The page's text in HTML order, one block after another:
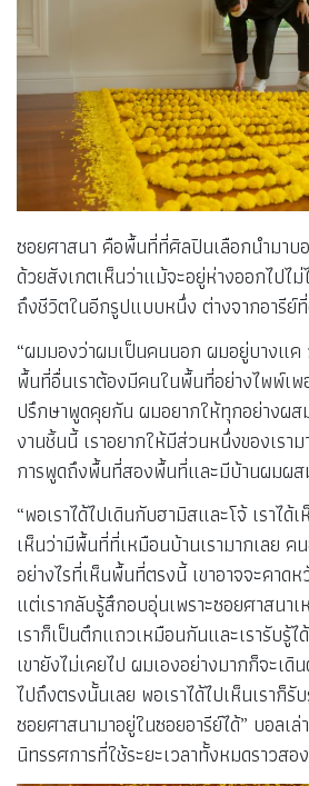
ซอยศาสนา คือพื้นที่ที่ศิลปินเลือกนำมาบ
ด้วยสังเกตเห็นว่าแม้จะอยู่ห่างออกไปไ
ถึงชีวิตในอีกรูปแบบหนึ่ง ต่างจากอารีย์
“ผมมองว่าผมเป็นคนนอก ผมอยู่บางแ
พื้นที่อื่นเราต้องมีคนในพื้นที่อย่างไพพ์เพ
ปรึกษาพูดคุยกัน ผมอยากให้ทุกอย่างผส
งานชิ้นนี้ เราอยากให้มีส่วนหนึ่งของเรา
การพูดถึงพื้นที่สองพื้นที่และมีบ้านผมผ
“พอเราได้ไปเดินกับฮามิสและโจ้ เราได้
เห็นว่ามีพื้นที่ที่เหมือนบ้านเรามากเลย ค
อย่างไรที่เห็นพื้นที่ตรงนี้ เขาอาจจะคาด
แต่เรากลับรู้สึกอบอุ่นเพราะซอยศาสนา
เราก็เป็นตึกแถวเหมือนกันและเรารับรู้
เขายังไม่เคยไป ผมเองอย่างมากก็จะเ
ไปถึงตรงนั้นเลย พอเราได้ไปเห็นเราก็รั
ซอยศาสนามาอยู่ในซอยอารีย์ได้” บอลเล่
นิทรรศการที่ใช้ระยะเวลาทั้งหมดราวสอ